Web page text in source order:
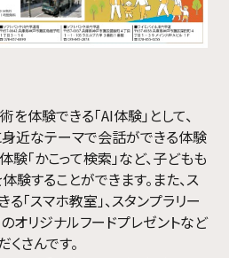
体験できる「AI体験」として、
近なテーマで会話ができる体験
「かこって検索」など、子どもも
することができます。また、ス
「スマホ教室」、スタンプラリー
オリジナルフードプレゼントなど
さんです。